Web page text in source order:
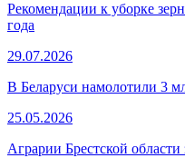
Рекомендации к уборке
года
29.07.2026
В Беларуси намолотили 3
25.05.2026
Аграрии Брестской